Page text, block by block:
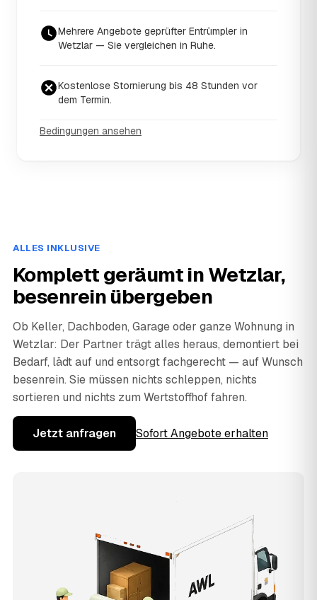
Mehrere Angebote geprüfter Entrümpler in
Wetzlar — Sie vergleichen in Ruhe.
Kostenlose Stornierung bis 48 Stunden vor
dem Termin.
Bedingungen ansehen
ALLES INKLUSIVE
Komplett geräumt in Wetzlar,
besenrein übergeben
Ob Keller, Dachboden, Garage oder ganze Wohnung in
Wetzlar: Der Partner trägt alles heraus, demontiert bei
Bedarf, lädt auf und entsorgt fachgerecht — auf Wunsch
besenrein. Sie müssen nichts schleppen, nichts
sortieren und nichts zum Wertstoffhof fahren.
Jetzt anfragen Sofort Angebote erhalten